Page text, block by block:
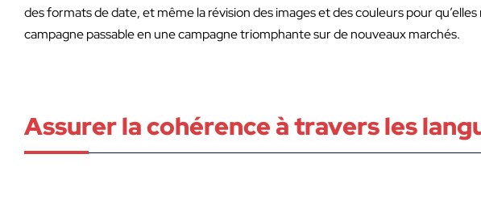
des formats de date, et même la révision des images et des couleurs pour
campagne passable en une campagne triomphante sur de nouveaux marchés.
Assurer la cohérence à travers les